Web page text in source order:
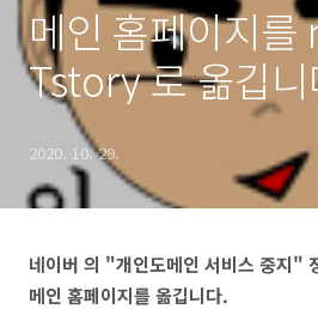
메인 홈페이지
Tstory 로 옮깁
2020. 10. 29.
네이버 의 "개인도메인 서비스 중지"
메인 홈페이지를 옮깁니다.